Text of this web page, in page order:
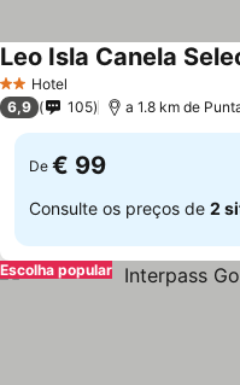
2 Estrelas
Hotel
Leo Isla Canela
6,9 105 a 1.8 km de
De € 99
Consulte os preços de 2
Escolha popular